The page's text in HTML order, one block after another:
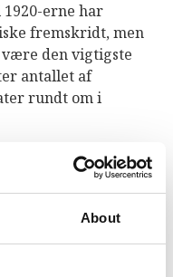
About
erne har
fremskridt, men
den vigtigste
antallet af
rundt om i
samfund, og hvad
offentlige
politiske